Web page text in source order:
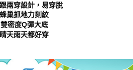
司提供之「AFTEE先享後付」服務完成之交
供個人資料，並將交易相關給付款項請求債
。
瀏覽以下網址：
意申辦者引起之損失，本公司不負相關責
上)免運費
兩穿設計，易穿脫
巢抓地力刻紋
密度Q彈大底
天雨天都好穿